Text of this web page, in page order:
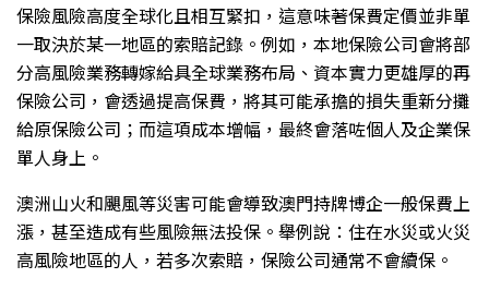
保險風險高度全球化且相互緊扣，這意味著保費定價並非單
一取決於某一地區的索賠記錄。例如，本地保險公司會將部
分高風險業務轉嫁給具全球業務布局、資本實力更雄厚的再
保險公司，會透過提高保費，將其可能承擔的損失重新分攤
給原保險公司；而這項成本增幅，最終會落咗個人及企業保
單人身上。
澳洲山火和颶風等災害可能會導致澳門持牌博企一般保費上
漲，甚至造成有些風險無法投保。舉例說：住在水災或火災
高風險地區的人，若多次索賠，保險公司通常不會續保。